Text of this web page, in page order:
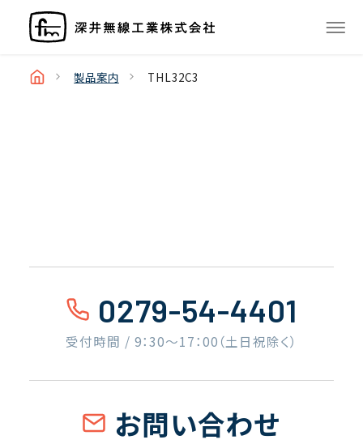
製品案内 THL32C3
0279-54-4401
受付時間 / 9：30〜17：00（土日祝除く）
お問い合わせ